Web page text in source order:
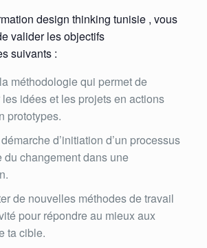
design thinking tunisie , vous
valider les objectifs
suivants :
méthodologie qui permet de
idées et les projets en actions
prototypes.
d’initiation d’un processus
du changement dans une
de nouvelles méthodes de travail
pour répondre au mieux aux
ta cible.